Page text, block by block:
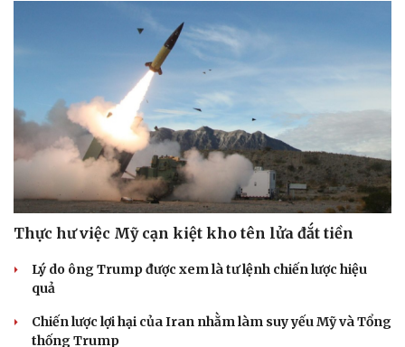
Thực hư việc Mỹ cạn kiệt kho tên lửa đắt tiền
Lý do ông Trump được xem là tư lệnh chiến lược hiệu
quả
Chiến lược lợi hại của Iran nhằm làm suy yếu Mỹ và Tổng
thống Trump